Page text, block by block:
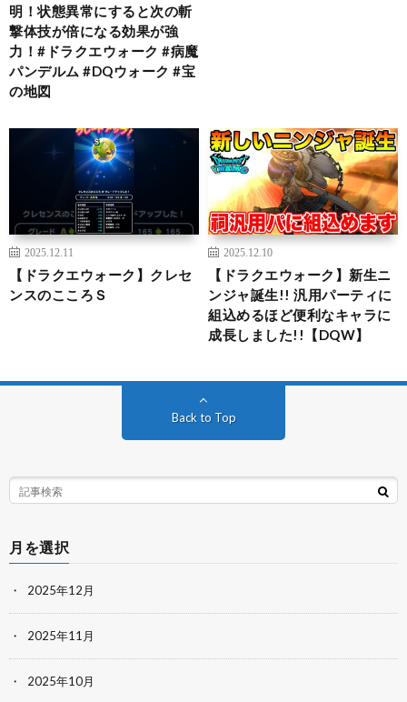
明！状態異常にすると次の斬
撃体技が倍になる効果が強
力！#ドラクエウォーク #病魔
パンデルム #DQウォーク #宝
の地図
2025.12.11
【ドラクエウォーク】クレセ
ンスのこころＳ
2025.12.10
【ドラクエウォーク】新生ニ
ンジャ誕生!! 汎用パーティに
組込めるほど便利なキャラに
成長しました!!【DQW】
Back to Top
月を選択
2025年12月
2025年11月
2025年10月